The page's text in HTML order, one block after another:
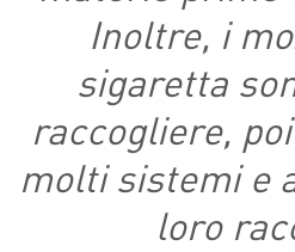
Inoltre, i
sigaretta
raccogliere,
molti sistemi e
loro